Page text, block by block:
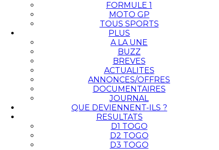
FORMULE 1
MOTO GP
TOUS SPORTS
PLUS
A LA UNE
BUZZ
BREVES
ACTUALITES
ANNONCES/OFFRES
DOCUMENTAIRES
JOURNAL
QUE DEVIENNENT-ILS ?
RESULTATS
D1 TOGO
D2 TOGO
D3 TOGO